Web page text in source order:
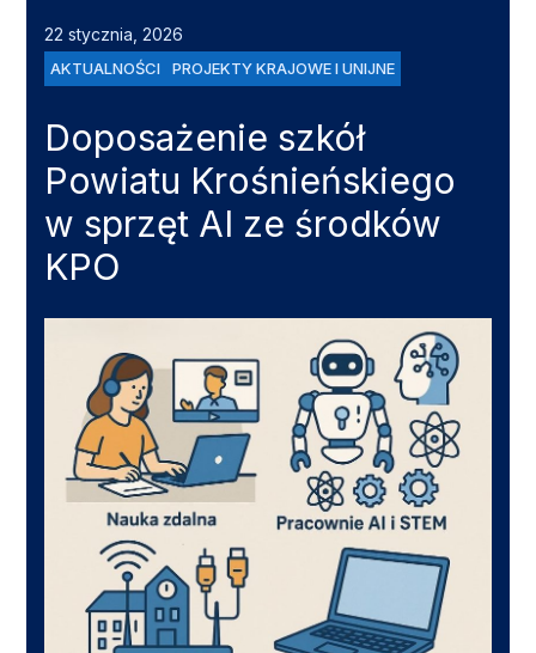
22 stycznia, 2026
AKTUALNOŚCI PROJEKTY KRAJOWE I UNIJNE
Doposażenie szkół
Powiatu Krośnieńskiego
w sprzęt AI ze środków
KPO